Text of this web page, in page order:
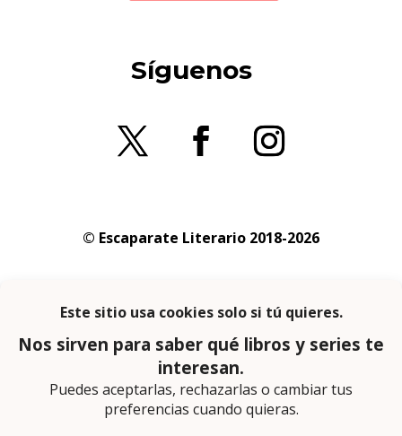
Síguenos
© Escaparate Literario 2018-2026
privacidad
En calidad de afiliado de Amazon obtengo
ingresos por las compras adscritas que